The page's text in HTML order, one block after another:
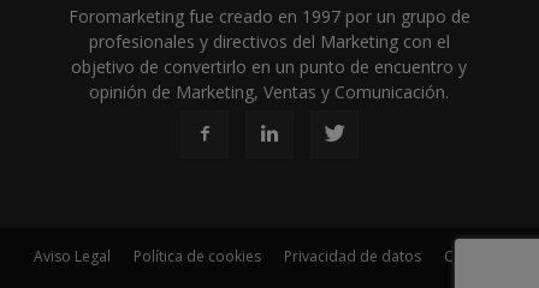
Foromarketing fue creado en 1997 por un grupo de
profesionales y directivos del Marketing con el
objetivo de convertirlo en un punto de encuentro y
opinión de Marketing, Ventas y Comunicación.
Aviso Legal Política de cookies Privacidad de datos Contacto